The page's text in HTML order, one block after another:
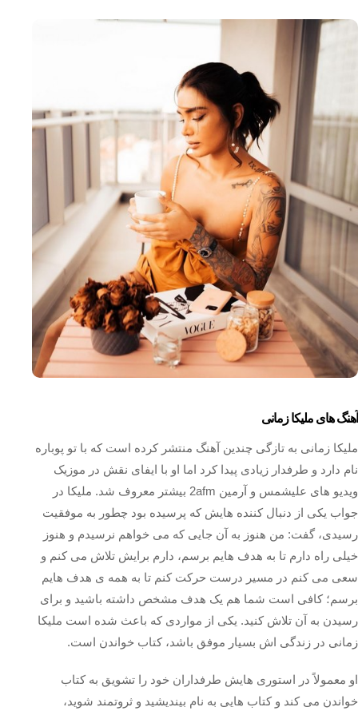
آهنگ های ملیکا زمانی
ملیکا زمانی به تازگی چندین آهنگ منتشر کرده است که با تو پوباره
نام دارد و طرفدار زیادی پیدا کرد اما او با ایفای نقش در موزیک
ویدیو های علیشمس و آرمین 2afm بیشتر معروف شد. ملیکا در
جواب یکی از دنبال کننده هایش که پرسیده بود چطور به موفقیت
رسیدی، گفت: من هنوز به آن جایی که می‌ خواهم نرسیدم و هنوز
خیلی راه دارم تا به هدف‌ هایم برسم، دارم برایش تلاش می‌ کنم و
سعی می‌ کنم در مسیر درست حرکت کنم تا به همه ی هدف‌ هایم
برسم؛ کافی است شما هم یک هدف مشخص داشته باشید و برای
رسیدن به آن تلاش کنید. یکی از مواردی که باعث شده است ملیکا
زمانی در زندگی‌ اش بسیار موفق باشد، کتاب خواندن است.
او معمولاً در استوری هایش طرفداران خود را تشویق به کتاب
خواندن می کند و کتاب هایی به نام بیندیشید و ثروتمند شوید،